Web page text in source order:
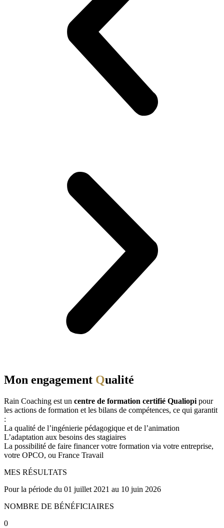
Mon engagement Qualité
Rain Coaching est un centre de formation certifié Qualiopi pour
les actions de formation et les bilans de compétences, ce qui garantit
:
La qualité de l’ingénierie pédagogique et de l’animation
L’adaptation aux besoins des stagiaires
La possibilité de faire financer votre formation via votre entreprise,
votre OPCO, ou France Travail
MES RÉSULTATS
Pour la période du 01 juillet 2021 au 10 juin 2026
NOMBRE DE BÉNÉFICIAIRES
0